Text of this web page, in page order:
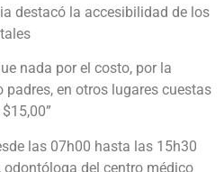
destacó la accesibilidad de los
nada por el costo, por la
en otros lugares cuestas
las 07h00 hasta las 15h30
odontóloga del centro médico